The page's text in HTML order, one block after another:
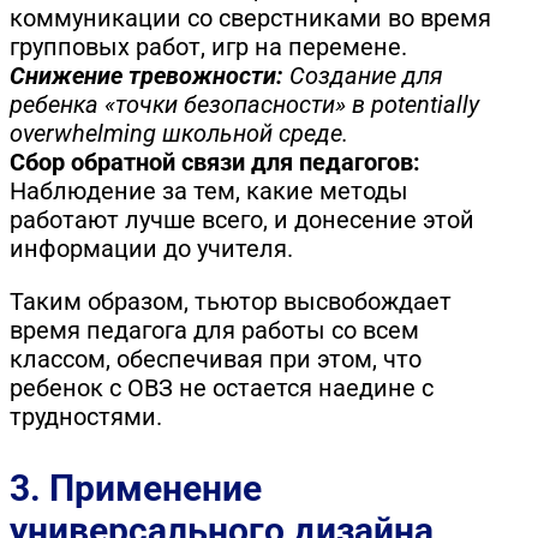
коммуникации со сверстниками во время
групповых работ, игр на перемене.
Снижение тревожности: Создание для
ребенка «точки безопасности» в potentially
overwhelming школьной среде.
Сбор обратной связи для педагогов:
Наблюдение за тем, какие методы
работают лучше всего, и донесение этой
информации до учителя.
Таким образом, тьютор высвобождает
время педагога для работы со всем
классом, обеспечивая при этом, что
ребенок с ОВЗ не остается наедине с
трудностями.
3. Применение